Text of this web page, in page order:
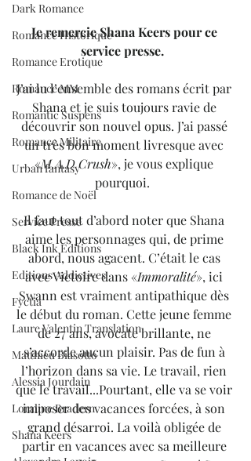
Dark Romance
Romance Historique
Romance Erotique
Romance MM
Romantic Suspens
Romance Militaire
Urban fantasy
Romance de Noël
Service Presse
Black Ink Editions
Editions Addictives
Fyctia
Laure Valentin Translation
Matthieu Biasotto
Alessia Jourdain
Loraline Bradern
Shana Keers
Je remercie Shana Keers pour ce
service presse.
J’ai lu l’ensemble des romans écrit par
Shana et je suis toujours ravie de
découvrir son nouvel opus. J’ai passé
un très bon moment livresque avec
«M.A.D Crush», je vous explique
pourquoi.
Il faut tout d’abord noter que Shana
aime les personnages qui, de prime
abord, nous agacent. C’était le cas
avec Victoire dans «Immoralité», ici
Swann est vraiment antipathique dès
le début du roman. Cette jeune femme
de 27 ans, avocate brillante, ne
s’accorde aucun plaisir. Pas de fun à
l’horizon dans sa vie. Le travail, rien
que le travail...Pourtant, elle va se voir
imposer des vacances forcées, à son
grand désarroi. La voilà obligée de
partir en vacances avec sa meilleure